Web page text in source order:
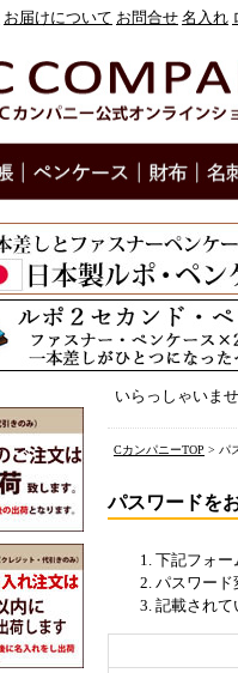
お届けについて お問合せ 名入れ
いらっしゃいま
CカンパニーTOP > パ
パスワードを
下記フォー
パスワード
記載されて